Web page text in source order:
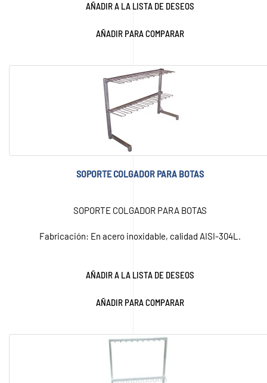
AÑADIR A LA LISTA DE DESEOS
AÑADIR PARA COMPARAR
SOPORTE COLGADOR PARA BOTAS
SOPORTE COLGADOR PARA BOTAS
Fabricación: En acero inoxidable, calidad AISI-304L.
AÑADIR A LA LISTA DE DESEOS
AÑADIR PARA COMPARAR